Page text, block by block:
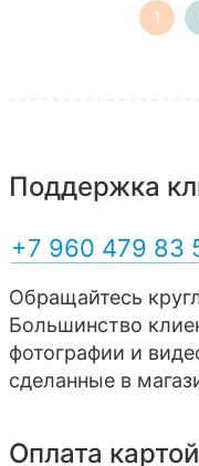
1
Поддержка
+7 960 479 83
Обращайтесь
Большинство
фотографии и
сделанные в
Оплата картой